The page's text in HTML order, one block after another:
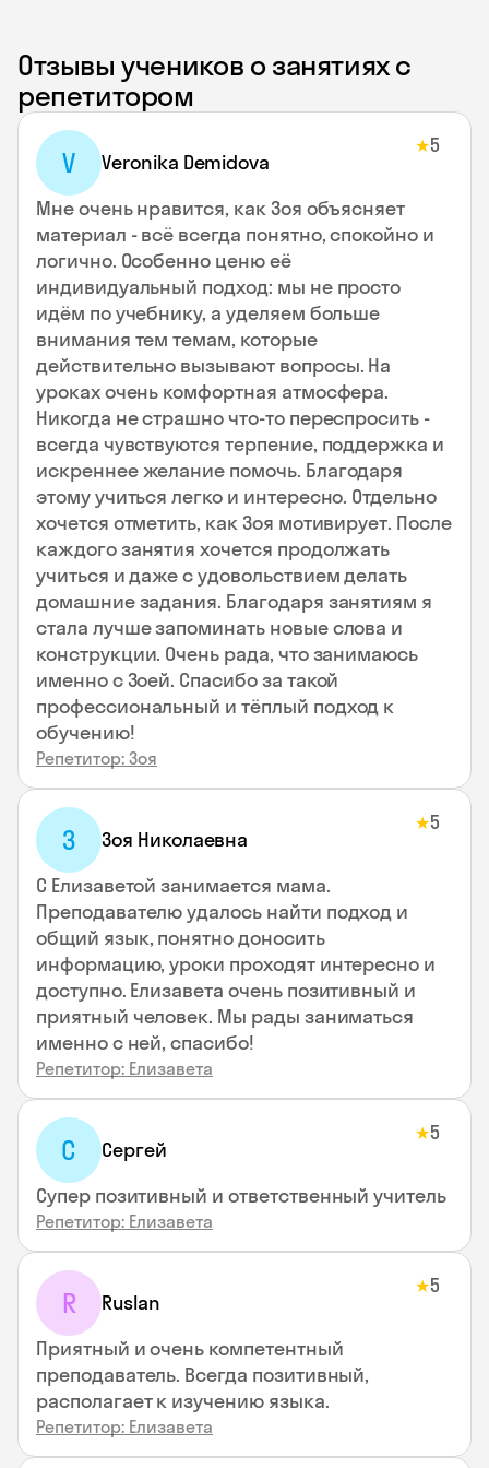
Отзывы учеников о занятиях с
репетитором
V Veronika Demidova
★5
Мне очень нравится, как Зоя объясняет
материал - всё всегда понятно, спокойно и
логично. Особенно ценю её
индивидуальный подход: мы не просто
идём по учебнику, а уделяем больше
внимания тем темам, которые
действительно вызывают вопросы. На
уроках очень комфортная атмосфера.
Никогда не страшно что-то переспросить -
всегда чувствуются терпение, поддержка и
искреннее желание помочь. Благодаря
этому учиться легко и интересно. Отдельно
хочется отметить, как Зоя мотивирует. После
каждого занятия хочется продолжать
учиться и даже с удовольствием делать
домашние задания. Благодаря занятиям я
стала лучше запоминать новые слова и
конструкции. Очень рада, что занимаюсь
именно с Зоей. Спасибо за такой
профессиональный и тёплый подход к
обучению!
Репетитор: Зоя
З Зоя Николаевна
★5
С Елизаветой занимается мама.
Преподавателю удалось найти подход и
общий язык, понятно доносить
информацию, уроки проходят интересно и
доступно. Елизавета очень позитивный и
приятный человек. Мы рады заниматься
именно с ней, спасибо!
Репетитор: Елизавета
С Сергей
★5
Супер позитивный и ответственный учитель
Репетитор: Елизавета
R Ruslan
★5
Приятный и очень компетентный
преподаватель. Всегда позитивный,
располагает к изучению языка.
Репетитор: Елизавета